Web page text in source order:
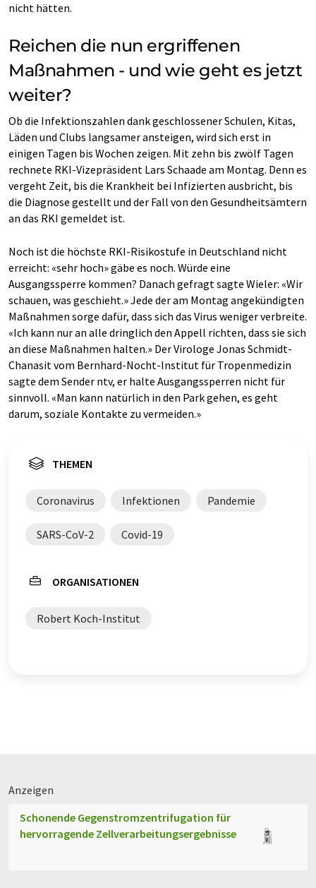
nicht hätten.
Reichen die nun ergriffenen
Maßnahmen - und wie geht es jetzt
weiter?
Ob die Infektionszahlen dank geschlossener Schulen, Kitas,
Läden und Clubs langsamer ansteigen, wird sich erst in
einigen Tagen bis Wochen zeigen. Mit zehn bis zwölf Tagen
rechnete RKI-Vizepräsident Lars Schaade am Montag. Denn es
vergeht Zeit, bis die Krankheit bei Infizierten ausbricht, bis
die Diagnose gestellt und der Fall von den Gesundheitsämtern
an das RKI gemeldet ist.
Noch ist die höchste RKI-Risikostufe in Deutschland nicht
erreicht: «sehr hoch» gäbe es noch. Würde eine
Ausgangssperre kommen? Danach gefragt sagte Wieler: «Wir
schauen, was geschieht.» Jede der am Montag angekündigten
Maßnahmen sorge dafür, dass sich das Virus weniger verbreite.
«Ich kann nur an alle dringlich den Appell richten, dass sie sich
an diese Maßnahmen halten.» Der Virologe Jonas Schmidt-
Chanasit vom Bernhard-Nocht-Institut für Tropenmedizin
sagte dem Sender ntv, er halte Ausgangssperren nicht für
sinnvoll. «Man kann natürlich in den Park gehen, es geht
darum, soziale Kontakte zu vermeiden.»
THEMEN
Coronavirus Infektionen Pandemie
SARS-CoV-2 Covid-19
ORGANISATIONEN
Robert Koch-Institut
Anzeigen
Schonende Gegenstromzentrifugation für
hervorragende Zellverarbeitungsergebnisse